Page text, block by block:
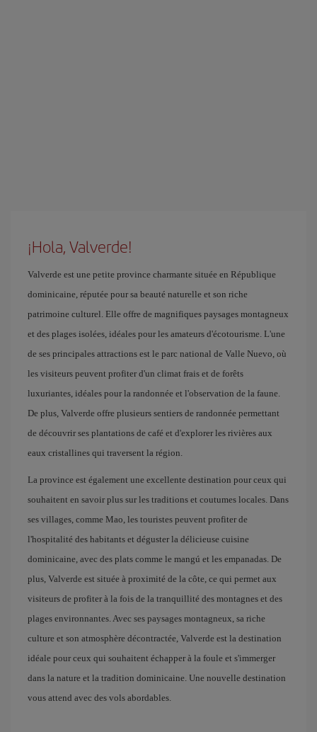
¡Hola, Valverde!
Valverde est une petite province charmante située en République
dominicaine, réputée pour sa beauté naturelle et son riche
patrimoine culturel. Elle offre de magnifiques paysages montagneux
et des plages isolées, idéales pour les amateurs d'écotourisme. L'une
de ses principales attractions est le parc national de Valle Nuevo, où
les visiteurs peuvent profiter d'un climat frais et de forêts
luxuriantes, idéales pour la randonnée et l'observation de la faune.
De plus, Valverde offre plusieurs sentiers de randonnée permettant
de découvrir ses plantations de café et d'explorer les rivières aux
eaux cristallines qui traversent la région.
La province est également une excellente destination pour ceux qui
souhaitent en savoir plus sur les traditions et coutumes locales. Dans
ses villages, comme Mao, les touristes peuvent profiter de
l'hospitalité des habitants et déguster la délicieuse cuisine
dominicaine, avec des plats comme le mangú et les empanadas. De
plus, Valverde est située à proximité de la côte, ce qui permet aux
visiteurs de profiter à la fois de la tranquillité des montagnes et des
plages environnantes. Avec ses paysages montagneux, sa riche
culture et son atmosphère décontractée, Valverde est la destination
idéale pour ceux qui souhaitent échapper à la foule et s'immerger
dans la nature et la tradition dominicaine. Une nouvelle destination
vous attend avec des vols abordables.